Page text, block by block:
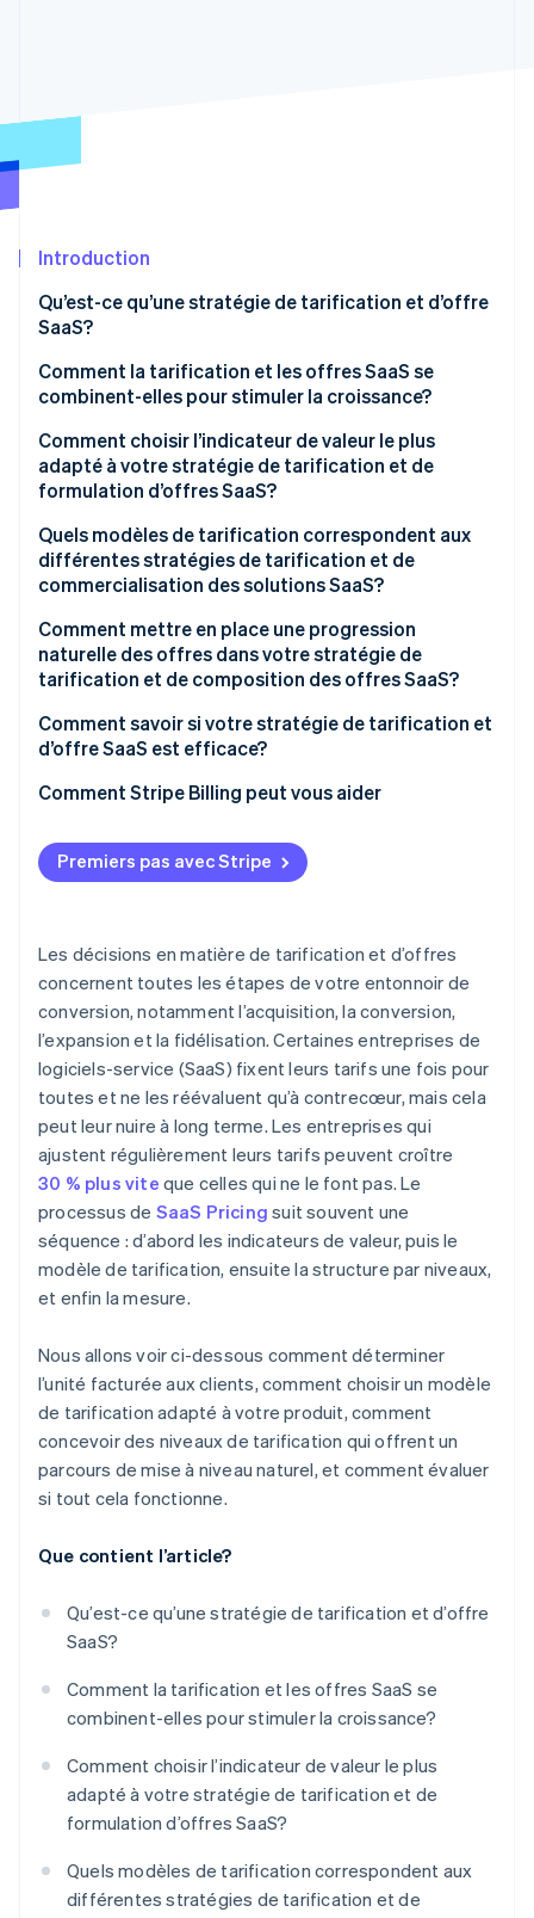
Vérification de l'identité
Stripe Sessions 2026
Découvrez comment Stripe construit l’infrastructure
Regarder
Introduction
Qu’est-ce qu’une stratégie de tarification et d’offre
SaaS?
Comment la tarification et les offres SaaS se
combinent-elles pour stimuler la croissance?
Comment choisir l’indicateur de valeur le plus
adapté à votre stratégie de tarification et de
formulation d’offres SaaS?
Quels modèles de tarification correspondent aux
différentes stratégies de tarification et de
commercialisation des solutions SaaS?
Comment mettre en place une progression
naturelle des offres dans votre stratégie de
tarification et de composition des offres SaaS?
Comment savoir si votre stratégie de tarification et
d’offre SaaS est efficace?
Comment Stripe Billing peut vous aider
Premiers pas avec Stripe
Les décisions en matière de tarification et d’offres
concernent toutes les étapes de votre entonnoir de
conversion, notamment l’acquisition, la conversion,
l’expansion et la fidélisation. Certaines entreprises de
logiciels-service (SaaS) fixent leurs tarifs une fois pour
toutes et ne les réévaluent qu’à contrecœur, mais cela
peut leur nuire à long terme. Les entreprises qui
ajustent régulièrement leurs tarifs peuvent croître
30 % plus vite que celles qui ne le font pas. Le
processus de SaaS Pricing suit souvent une
séquence : d’abord les indicateurs de valeur, puis le
modèle de tarification, ensuite la structure par niveaux,
et enfin la mesure.
Nous allons voir ci-dessous comment déterminer
l’unité facturée aux clients, comment choisir un modèle
de tarification adapté à votre produit, comment
concevoir des niveaux de tarification qui offrent un
parcours de mise à niveau naturel, et comment évaluer
si tout cela fonctionne.
Que contient l’article?
Qu’est-ce qu’une stratégie de tarification et d’offre
SaaS?
Comment la tarification et les offres SaaS se
combinent-elles pour stimuler la croissance?
Comment choisir l’indicateur de valeur le plus
adapté à votre stratégie de tarification et de
formulation d’offres SaaS?
Quels modèles de tarification correspondent aux
différentes stratégies de tarification et de